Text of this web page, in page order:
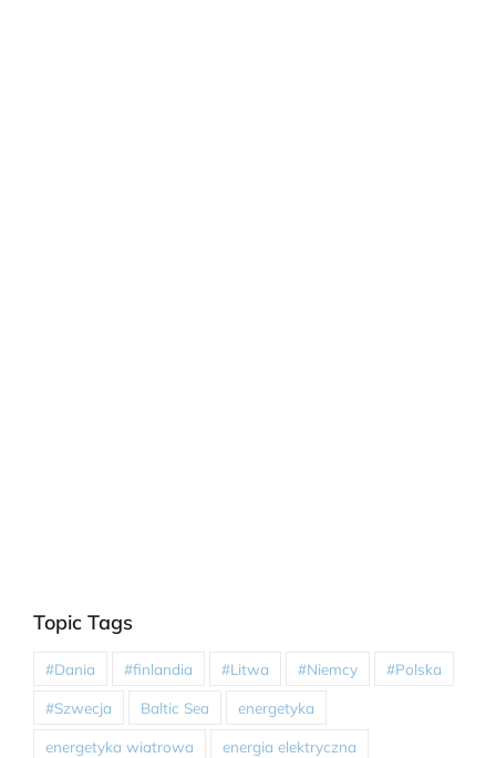
Topic Tags
#Dania #finlandia #Litwa #Niemcy #Polska
#Szwecja Baltic Sea energetyka
energetyka wiatrowa energia elektryczna